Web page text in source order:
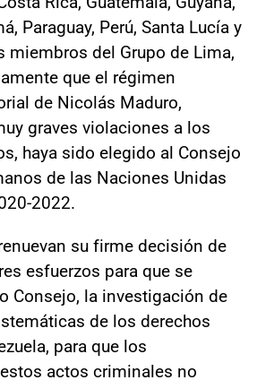
Paraguay, Perú, Santa Lucía y
miembros del Grupo de Lima,
que el régimen
de Nicolás Maduro,
graves violaciones a los
haya sido elegido al Consejo
de las Naciones Unidas
2022.
su firme decisión de
esfuerzos para que se
Consejo, la investigación de
de los derechos
para que los
actos criminales no